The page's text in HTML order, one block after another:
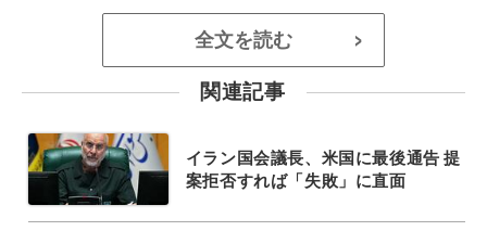
全文を読む >
関連記事
イラン国会議長、米国に最後通告 提
案拒否すれば「失敗」に直面